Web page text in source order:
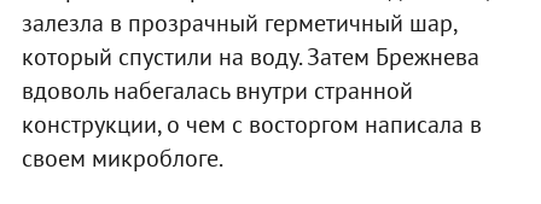
залезла в прозрачный герметичный шар,
который спустили на воду. Затем Брежнева
вдоволь набегалась внутри странной
конструкции, о чем с восторгом написала в
своем микроблоге.